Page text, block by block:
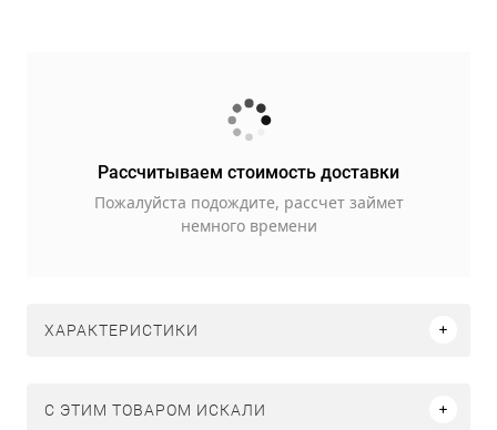
Рассчитываем стоимость доставки
Пожалуйста подождите, рассчет займет
немного времени
ХАРАКТЕРИСТИКИ
C ЭТИМ ТОВАРОМ ИСКАЛИ